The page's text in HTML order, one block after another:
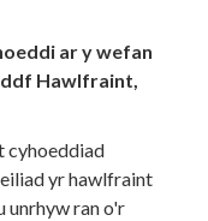
ar y wefan
Hawlfraint,
cyhoeddiad
yr hawlfraint
unrhyw ran o'r